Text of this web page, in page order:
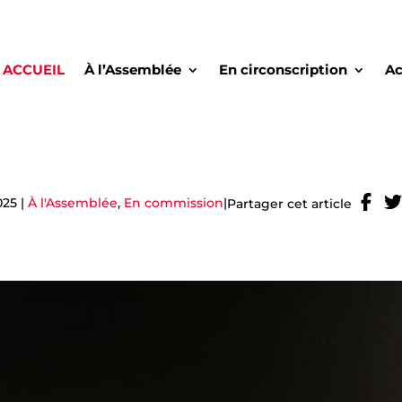
ACCUEIL À l’Assemblée En circonscription
| À l'Assemblée, En commission|Partager cet article